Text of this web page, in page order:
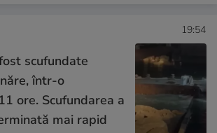
19:54
scufundate
într-o
ore. Scufundarea a
mai rapid